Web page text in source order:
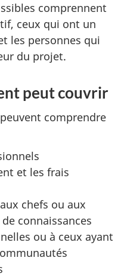
comprennent
ceux qui ont un
les personnes qui
du projet.
peut couvrir
comprendre
et les frais
chefs ou aux
connaissances
ou à ceux ayant